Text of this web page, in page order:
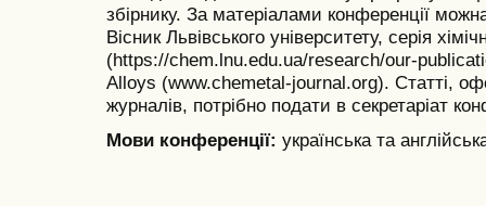
збірнику. За матеріалами конференції
Вісник Львівського університету, серія
(https://chem.lnu.edu.ua/research/our-
Alloys (www.chemetal-journal.org). Статті,
журналів, потрібно подати в секретаріат
Мови конференції: українська та